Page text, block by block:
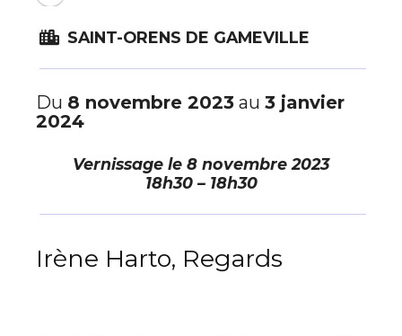
SAINT-ORENS DE GAMEVILLE
Du 8 novembre 2023 au 3 janvier
2024
Vernissage le 8 novembre 2023
18h30 – 18h30
Irène Harto, Regards